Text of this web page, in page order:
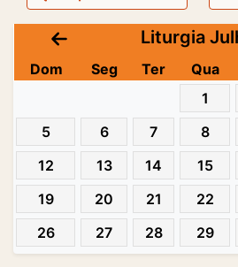
Liturgia
Dom Seg Ter Qua
1
5
6 7 8
12
13 14 15
19
20 21 22
26
27 28 29